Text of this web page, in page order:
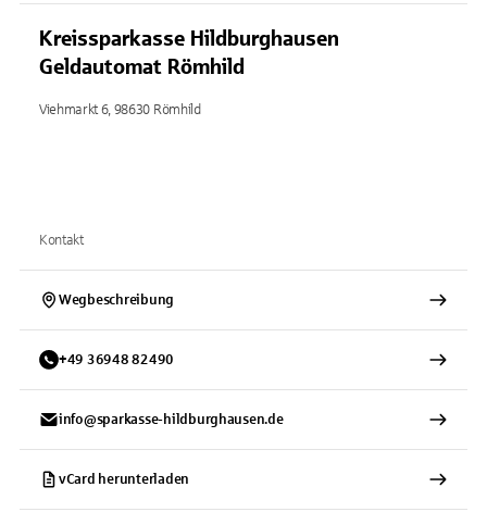
Kreissparkasse Hildburghausen
Geldautomat Römhild
Viehmarkt 6, 98630 Römhild
Kontakt
Wegbeschreibung
+49 36948 82490
info@sparkasse-hildburghausen.de
vCard herunterladen